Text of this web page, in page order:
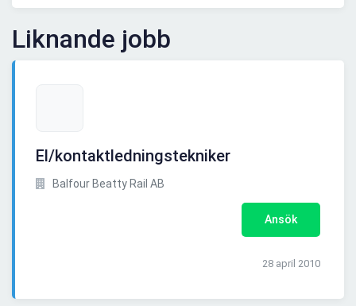
Liknande jobb
El/kontaktledningstekniker
Balfour Beatty Rail AB
Ansök
28 april 2010